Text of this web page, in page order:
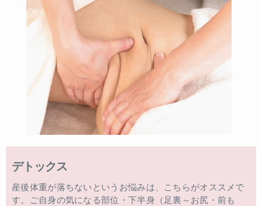
デトックス
産後体重が落ちないというお悩みは、こちらがオススメで
す。ご自身の気になる部位・下半身（足裏～お尻・前も